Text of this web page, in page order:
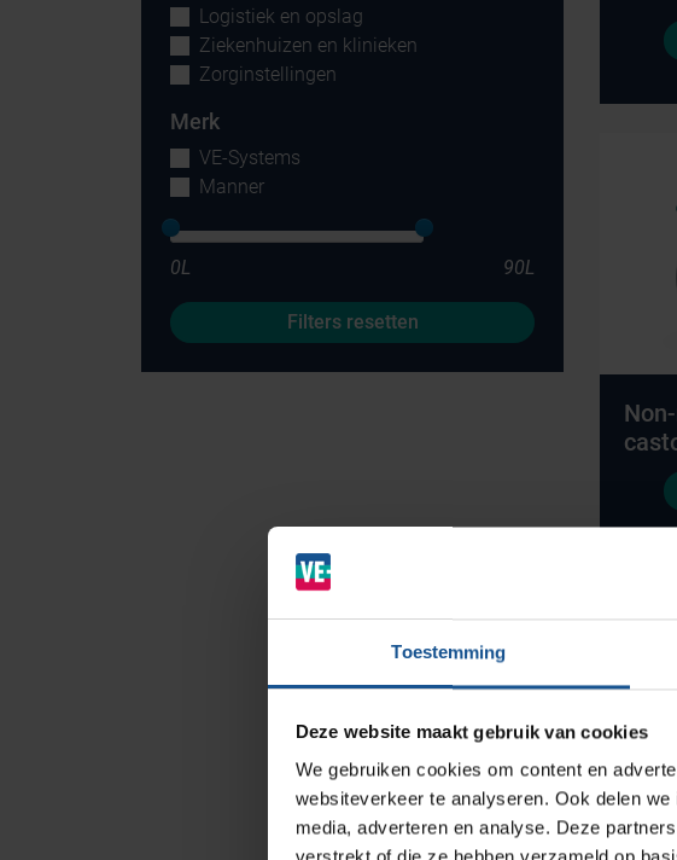
Toestemming
Deze website maakt gebruik van cookies
We gebruiken cookies om content en
websiteverkeer te analyseren. Ook delen
media, adverteren en analyse. Deze
Logistiek en opslag
Ziekenhuizen en klinieken
Zorginstellingen
Merk
VE-Systems
Manner
0L 90L
Filters resetten
Ziekenhuizen en klinieken
Zorginstellingen
Laboratoria
Afvalinzamelaars
Farmaceutische industrie